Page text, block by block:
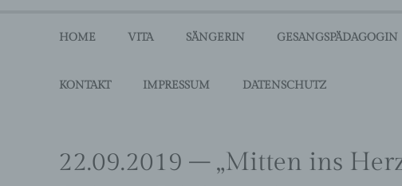
HOME VITA SÄNGERIN GESANGSPÄDAGOGIN
KONTAKT IMPRESSUM DATENSCHUTZ
22.09.2019 – „Mitten ins